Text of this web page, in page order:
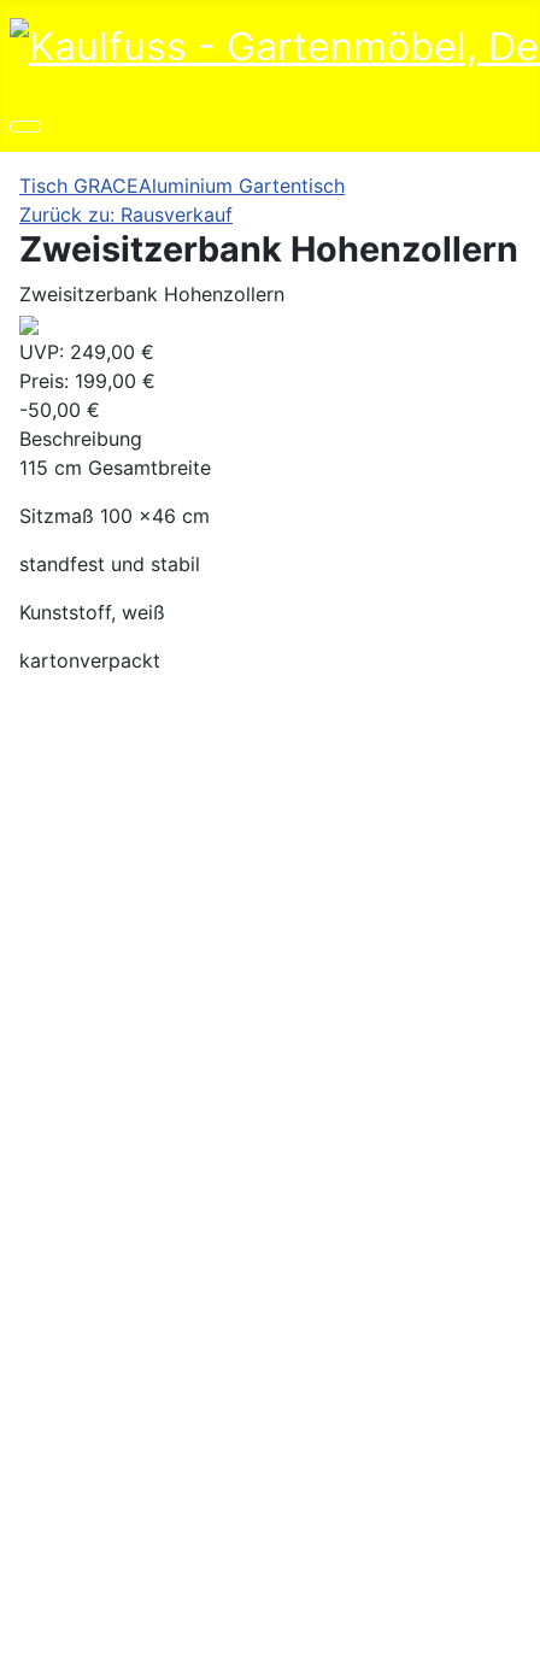
Tisch GRACEAluminium Gartentisch
Zurück zu: Rausverkauf
Zweisitzerbank Hohenzollern
Zweisitzerbank Hohenzollern
UVP: 249,00 €
Preis: 199,00 €
-50,00 €
Beschreibung
115 cm Gesamtbreite
Sitzmaß 100 x46 cm
standfest und stabil
Kunststoff, weiß
kartonverpackt